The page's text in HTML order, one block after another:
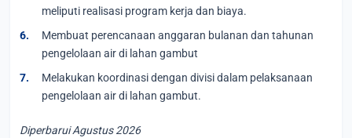
meliputi realisasi program kerja dan biaya.
Membuat perencanaan anggaran bulanan dan tahunan
pengelolaan air di lahan gambut
Melakukan koordinasi dengan divisi dalam pelaksanaan
pengelolaan air di lahan gambut.
Diperbarui Agustus 2026